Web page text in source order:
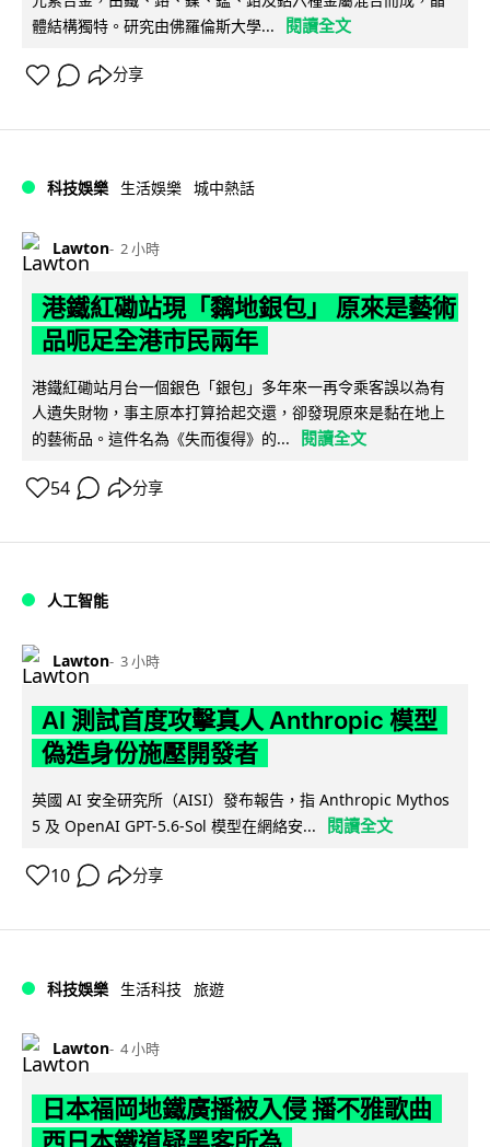
體結構獨特。研究由佛羅倫斯大學...
閱讀全文
分享
科技娛樂 生活娛樂 城中熱話
Lawton 2 小時
港鐵紅磡站現「黐地銀包」 原來是藝術
品呃足全港市民兩年
港鐵紅磡站月台一個銀色「銀包」多年來一再令乘客誤以為有
人遺失財物，事主原本打算拾起交還，卻發現原來是黏在地上
的藝術品。這件名為《失而復得》的...
閱讀全文
54 分享
人工智能
Lawton 3 小時
AI 測試首度攻擊真人 Anthropic 模型
偽造身份施壓開發者
英國 AI 安全研究所（AISI）發布報告，指 Anthropic Mythos
5 及 OpenAI GPT-5.6-Sol 模型在網絡安...
閱讀全文
10 分享
科技娛樂 生活科技 旅遊
Lawton 4 小時
日本福岡地鐵廣播被入侵 播不雅歌曲
西日本鐵道疑黑客所為